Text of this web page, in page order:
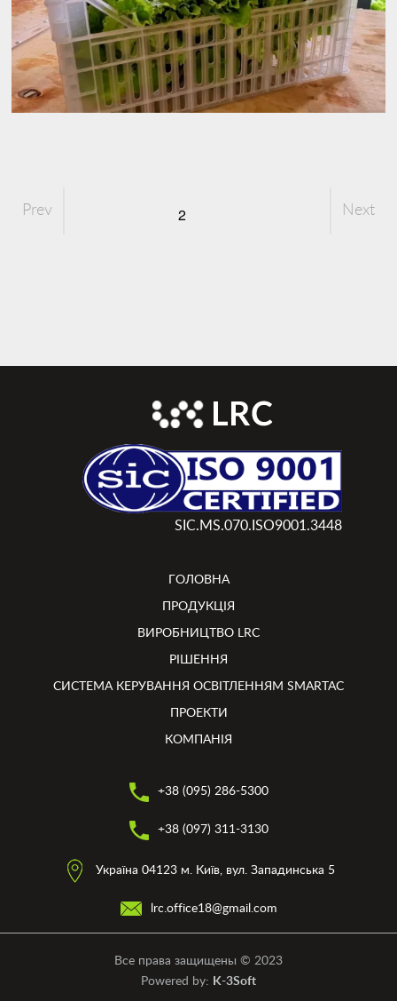
Prev Next
2
SIC.MS.070.ISO9001.3448
ГОЛОВНА
ПРОДУКЦІЯ
ВИРОБНИЦТВО LRC
РІШЕННЯ
СИСТЕМА КЕРУВАННЯ ОСВІТЛЕННЯМ SMARTAC
ПРОЕКТИ
КОМПАНІЯ
+38 (095) 286-5300
+38 (097) 311-3130
Україна 04123 м. Київ, вул. Западинська 5
lrc.office18@gmail.com
Все права защищены © 2023
Powered by: K-3Soft